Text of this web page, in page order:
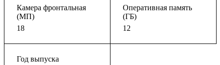
Камера фронтальная
(МП)
18
Оперативная память
(ГБ)
12
Год выпуска